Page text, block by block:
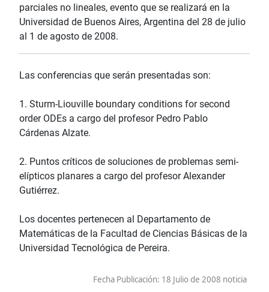
parciales no lineales, evento que se realizará en la
Universidad de Buenos Aires, Argentina del 28 de julio
al 1 de agosto de 2008.
Las conferencias que serán presentadas son:
1. Sturm-Liouville boundary conditions for second
order ODEs a cargo del profesor Pedro Pablo
Cárdenas Alzate.
2. Puntos críticos de soluciones de problemas semi-
elípticos planares a cargo del profesor Alexander
Gutiérrez.
Los docentes pertenecen al Departamento de
Matemáticas de la Facultad de Ciencias Básicas de la
Universidad Tecnológica de Pereira.
Fecha Publicación: 18 Julio de 2008 noticia